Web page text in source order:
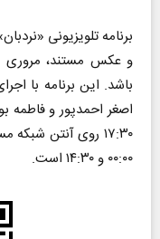
برنامه تلویزیونی
و عکس مستند، مروری
باشد. این برنامه با
اصغر احمدپور و
۱۷:۳۰ روی آنتن
۰۰:۰۰ و ۱۴:۳۰ است.